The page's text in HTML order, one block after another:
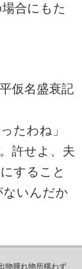
合にもた
仮名盛衰記
たわね」
許せよ、夫
すること
いんだか
物腫れ物所構わず